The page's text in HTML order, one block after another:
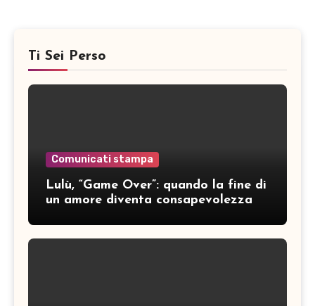
Ti Sei Perso
Comunicati stampa
Lulù, “Game Over”: quando la fine di
un amore diventa consapevolezza